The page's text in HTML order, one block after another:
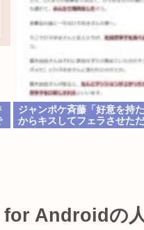
ジャンポケ斉藤「好意を持
からキスしてフェラさせた
for Androidの